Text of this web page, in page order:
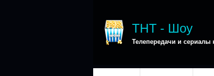
ТНТ - Шоу
Телепередачи и сериалы